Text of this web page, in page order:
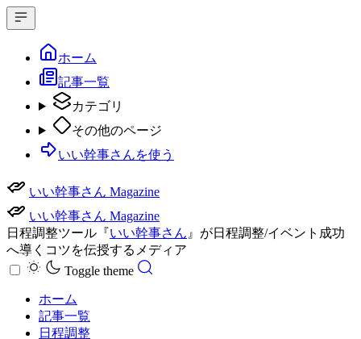
ホーム
記事一覧
カテゴリ
その他のページ
いい幹事さんを使う
いい幹事さん Magazine
いい幹事さん Magazine
日程調整ツール『いい幹事さん 』が日程調整/イベント成功
へ導くコツを伝授するメディア
Toggle theme
ホーム
記事一覧
日程調整